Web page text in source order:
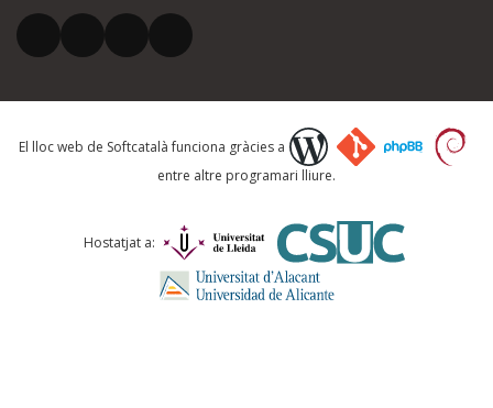
El vostre correu electrònic *
Què proposeu?
Comentari *
El lloc web de Softcatalà funciona gràcies a
entre altre programari lliure.
Hostatjat a: